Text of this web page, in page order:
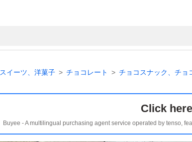
スイーツ、洋菓子 チョコレート チョコスナック、チョ
Click
Buyee - A multilingual purchasing agent service operated by tenso,